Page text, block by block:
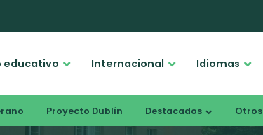
educativo Internacional Idiomas
Proyecto Dublín Destacados Otros